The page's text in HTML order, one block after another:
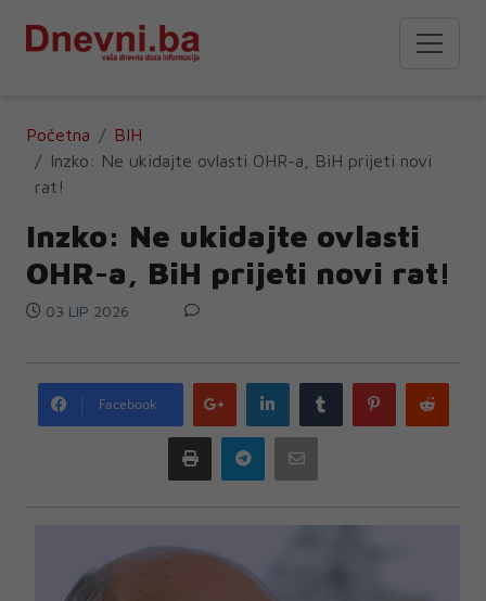
Početna
BIH
Inzko: Ne ukidajte ovlasti OHR-a, BiH prijeti novi
rat!
Inzko: Ne ukidajte ovlasti
OHR-a, BiH prijeti novi rat!
03 LIP 2026
Facebook
Google
plus
LinkedIn Tumblr Pinterest
Print Telegram